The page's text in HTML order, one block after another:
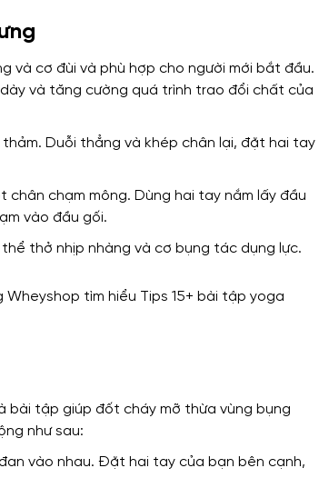
và cơ đùi và phù hợp cho người mới bắt đầu.
và tăng cường quá trình trao đổi chất của
Duỗi thẳng và khép chân lại, đặt hai tay
chân chạm mông. Dùng hai tay nắm lấy đầu
vào đầu gối.
thở nhịp nhàng và cơ bụng tác dụng lực.
bài tập giúp đốt cháy mỡ thừa vùng bụng
như sau:
vào nhau. Đặt hai tay của bạn bên cạnh,